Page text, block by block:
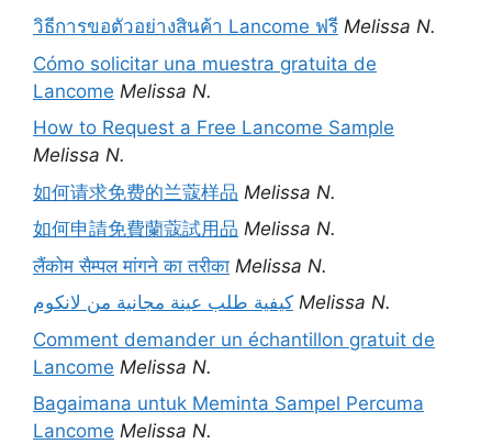
วิธีการขอตัวอย่างสินค้า Lancome ฟรี Melissa N.
Cómo solicitar una muestra gratuita de
Lancome Melissa N.
How to Request a Free Lancome Sample
Melissa N.
如何请求免费的兰蔻样品 Melissa N.
如何申請免費蘭蔻試用品 Melissa N.
लैंकोम सैम्पल मांगने का तरीका Melissa N.
كيفية طلب عينة مجانية من لانكوم Melissa N.
Comment demander un échantillon gratuit de
Lancome Melissa N.
Bagaimana untuk Meminta Sampel Percuma
Lancome Melissa N.